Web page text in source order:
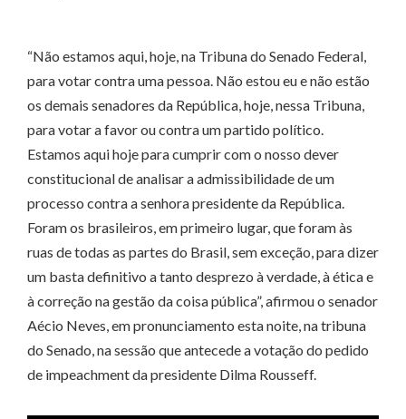
“Não estamos aqui, hoje, na Tribuna do Senado Federal,
para votar contra uma pessoa. Não estou eu e não estão
os demais senadores da República, hoje, nessa Tribuna,
para votar a favor ou contra um partido político.
Estamos aqui hoje para cumprir com o nosso dever
constitucional de analisar a admissibilidade de um
processo contra a senhora presidente da República.
Foram os brasileiros, em primeiro lugar, que foram às
ruas de todas as partes do Brasil, sem exceção, para dizer
um basta definitivo a tanto desprezo à verdade, à ética e
à correção na gestão da coisa pública”, afirmou o senador
Aécio Neves, em pronunciamento esta noite, na tribuna
do Senado, na sessão que antecede a votação do pedido
de impeachment da presidente Dilma Rousseff.